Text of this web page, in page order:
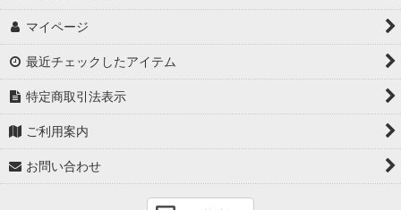
マイページ
最近チェックしたアイテム
特定商取引法表示
ご利用案内
お問い合わせ